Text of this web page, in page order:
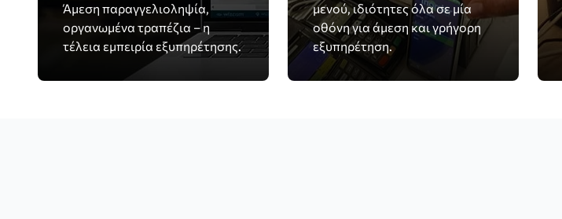
Άμεση παραγγελιοληψία,
οργανωμένα τραπέζια – η
τέλεια εμπειρία εξυπηρέτησης.
μενού, ιδιότητες όλα σε μία
οθόνη για άμεση και γρήγορη
εξυπηρέτηση.